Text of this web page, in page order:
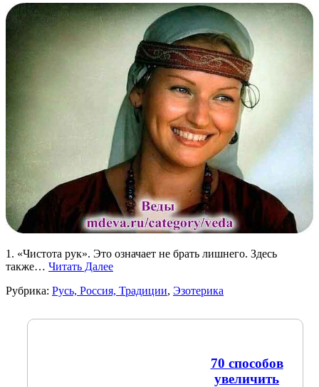
1. «Чистота рук». Это означает не брать лишнего. Здесь
также… Читать Далее
Рубрика: Русь, Россия, Традиции, Эзотерика
70 способов
увеличить